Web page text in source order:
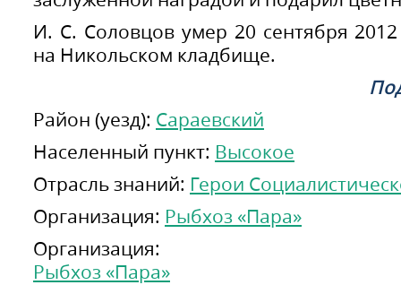
И. С. Соловцов умер 20 сентября
на Никольском кладбище.
Район (уезд): Сараевский
Населенный пункт: Высокое
Отрасль знаний: Герои
Организация: Рыбхоз «Пара»
Организация:
Рыбхоз «Пара»